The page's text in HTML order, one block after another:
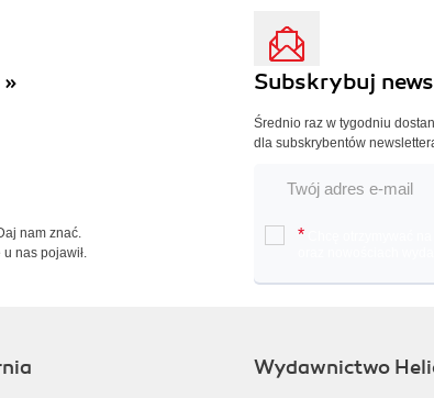
nam znać.
nas pojawił.
Subskrybuj
Średnio raz w tygodniu
dla subskrybentów
*
Wydawnictwo